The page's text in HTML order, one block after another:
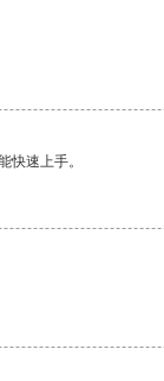
快速上手。